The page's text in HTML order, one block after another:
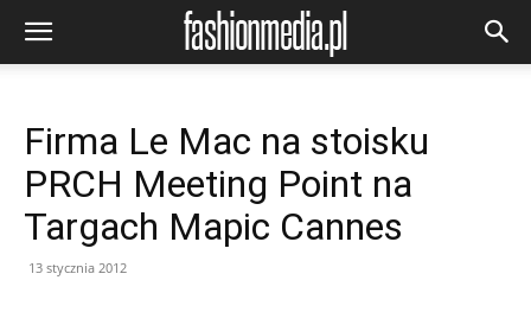
Firma Le Mac na stoisku
PRCH Meeting Point na
Targach Mapic Cannes
13 stycznia 2012